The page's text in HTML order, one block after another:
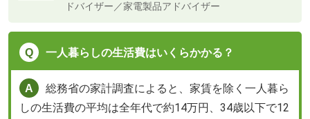
ドバイザー／家電製品アドバイザー
一人暮らしの生活費はいくらかかる？
総務省の家計調査によると、家賃を除く一人暮ら
しの生活費の平均は全年代で約14万円、34歳以下で12